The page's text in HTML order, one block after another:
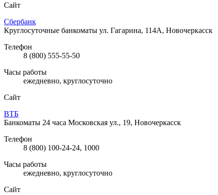
Сайт
Сбербанк
Круглосуточные банкоматы ул. Гагарина, 114А, Новочеркасск
Телефон
8 (800) 555-55-50
Часы работы
ежедневно, круглосуточно
Сайт
ВТБ
Банкоматы 24 часа Московская ул., 19, Новочеркасск
Телефон
8 (800) 100-24-24, 1000
Часы работы
ежедневно, круглосуточно
Сайт